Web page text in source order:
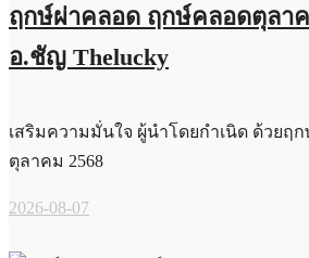
ฤกษ์ผ่าคลอด ฤกษ์คลอดตุลาค
อ.ชัญ Thelucky
เสริมความมั่นใจ ผู้นำโดยกำเนิด ด้วยฤ
ตุลาคม 2568
2026-08-07